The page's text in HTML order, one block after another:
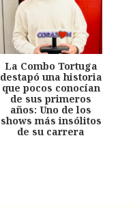
La Combo Tortuga
destapó una historia
que pocos conocían
de sus primeros
años: Uno de los
shows más insólitos
de su carrera